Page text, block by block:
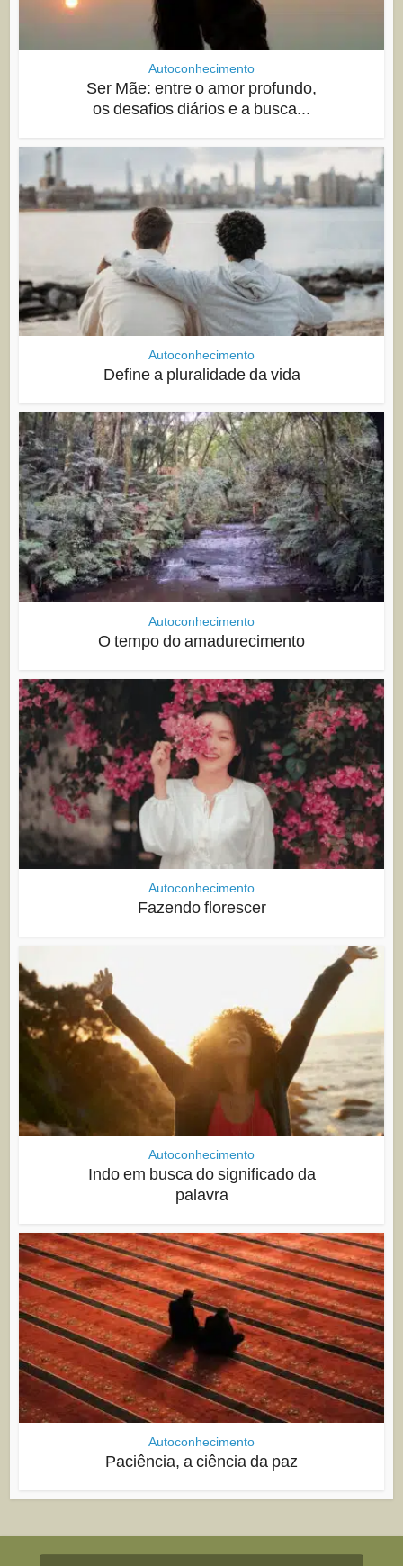
Autoconhecimento
Ser Mãe: entre o amor profundo,
os desafios diários e a busca...
Autoconhecimento
Define a pluralidade da vida
Autoconhecimento
O tempo do amadurecimento
Autoconhecimento
Fazendo florescer
Autoconhecimento
Indo em busca do significado da
palavra
Autoconhecimento
Paciência, a ciência da paz